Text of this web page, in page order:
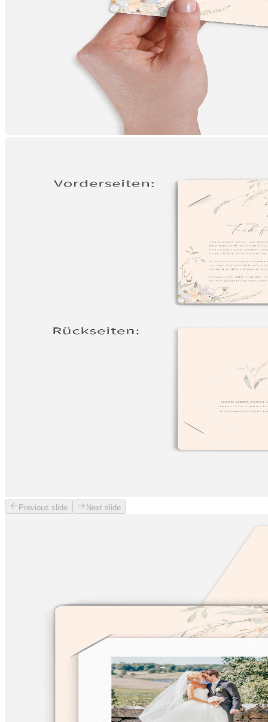
Previous slide Next slide